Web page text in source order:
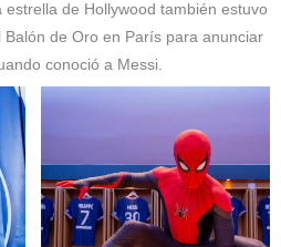
de Hollywood también estuvo
de Oro en París para anunciar
conoció a Messi.